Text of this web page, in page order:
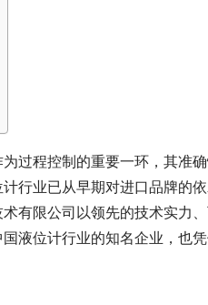
程控制的重要一环，其准
行业已从早期对进口品牌的
有限公司以领先的技术实力
液位计行业的知名企业，也